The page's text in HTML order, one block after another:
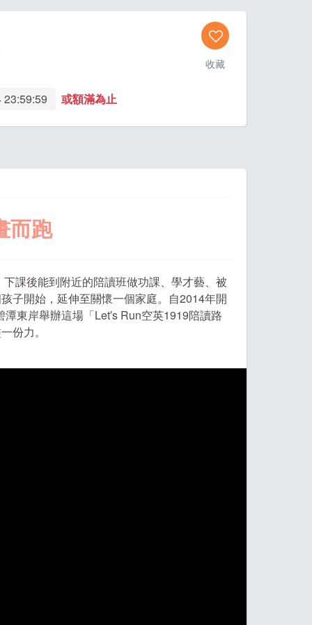
收藏
23:59:59 或額滿為止
而跑
課後能到附近的陪讀班做功課、學才藝、被
子開始，延伸至關懷一個家庭。自2014年開
東岸舉辦這場「Let′s Run空英1919陪讀路
份力。